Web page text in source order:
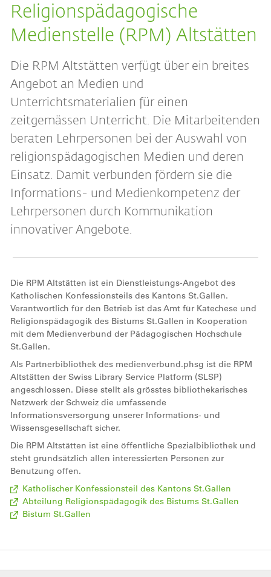
Religionspädagogische
Medienstelle (RPM) Altstätten
Die RPM Altstätten verfügt über ein breites
Angebot an Medien und
Unterrichtsmaterialien für einen
zeitgemässen Unterricht. Die Mitarbeitenden
beraten Lehrpersonen bei der Auswahl von
religionspädagogischen Medien und deren
Einsatz. Damit verbunden fördern sie die
Informations- und Medienkompetenz der
Lehrpersonen durch Kommunikation
innovativer Angebote.
Die RPM Altstätten ist ein Dienstleistungs-Angebot des
Katholischen Konfessionsteils des Kantons St.Gallen.
Verantwortlich für den Betrieb ist das Amt für Katechese und
Religionspädagogik des Bistums St.Gallen in Kooperation
mit dem Medienverbund der Pädagogischen Hochschule
St.Gallen.
Als Partnerbibliothek des medienverbund.phsg ist die RPM
Altstätten der Swiss Library Service Platform (SLSP)
angeschlossen. Diese stellt als grösstes bibliothekarisches
Netzwerk der Schweiz die umfassende
Informationsversorgung unserer Informations- und
Wissensgesellschaft sicher.
Die RPM Altstätten ist eine öffentliche Spezialbibliothek und
steht grundsätzlich allen interessierten Personen zur
Benutzung offen.
Katholischer Konfessionsteil des Kantons St.Gallen
Abteilung Religionspädagogik des Bistums St.Gallen
Bistum St.Gallen